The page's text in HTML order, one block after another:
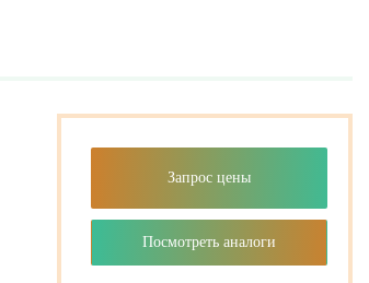
Запрос цены
Посмотреть аналоги